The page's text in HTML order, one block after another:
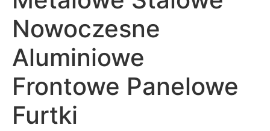
Nowoczesne
Aluminiowe
Frontowe Panelowe
Furtki